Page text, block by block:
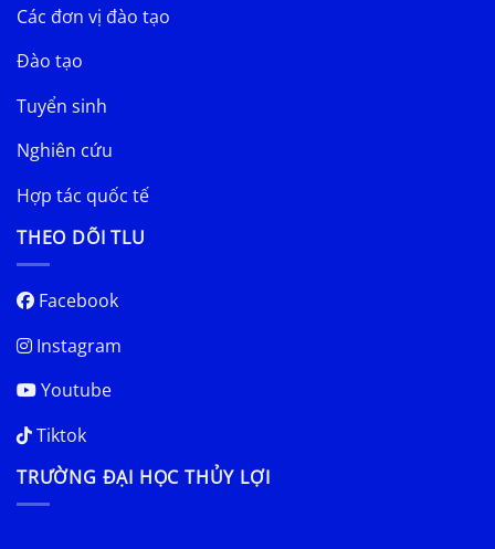
Các đơn vị đào tạo
Đào tạo
Tuyển sinh
Nghiên cứu
Hợp tác quốc tế
THEO DÕI TLU
Facebook
Instagram
Youtube
Tiktok
TRƯỜNG ĐẠI HỌC THỦY LỢI